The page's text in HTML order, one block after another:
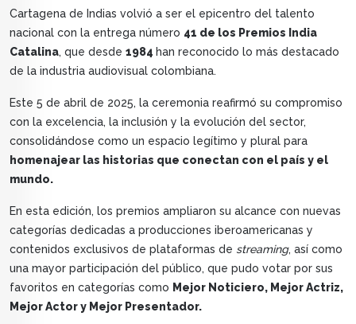
Cartagena de Indias volvió a ser el epicentro del talento
nacional con la entrega número 41 de los Premios India
Catalina, que desde 1984 han reconocido lo más destacado
de la industria audiovisual colombiana.
Este 5 de abril de 2025, la ceremonia reafirmó su compromiso
con la excelencia, la inclusión y la evolución del sector,
consolidándose como un espacio legítimo y plural para
homenajear las historias que conectan con el país y el
mundo.
En esta edición, los premios ampliaron su alcance con nuevas
categorías dedicadas a producciones iberoamericanas y
contenidos exclusivos de plataformas de streaming, así como
una mayor participación del público, que pudo votar por sus
favoritos en categorías como Mejor Noticiero, Mejor Actriz,
Mejor Actor y Mejor Presentador.